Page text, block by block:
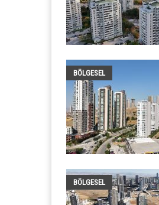
BÖLGESEL
BÖLGESEL